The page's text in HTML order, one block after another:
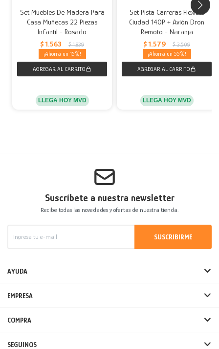
Set Muebles De Madera Para
Casa Muñecas 22 Piezas
Infantil - Rosado
$ 1.563 $ 1.839
15
LLEGA HOY MVD
Set Pista Carreras Flexible
Ciudad 140P + Avión Dron
Remoto - Naranja
$ 1.579 $ 3.509
55
LLEGA HOY MVD
Suscríbete a nuestra newsletter
Recibe todas las novedades y ofertas de nuestra tienda.
SUSCRIBIRME
AYUDA
EMPRESA
COMPRA
SEGUINOS